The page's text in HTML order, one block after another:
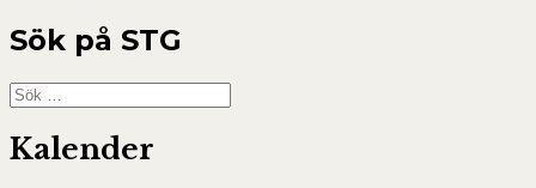
Sök på STG
Sök
efter:
Kalender